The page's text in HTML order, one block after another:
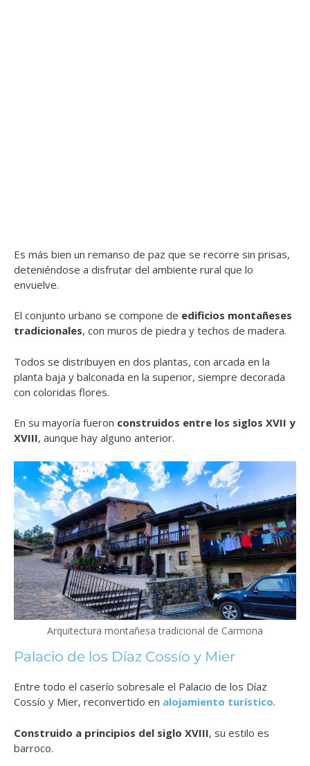
Es más bien un remanso de paz que se recorre sin prisas,
deteniéndose a disfrutar del ambiente rural que lo
envuelve.
El conjunto urbano se compone de edificios montañeses
tradicionales, con muros de piedra y techos de madera.
Todos se distribuyen en dos plantas, con arcada en la
planta baja y balconada en la superior, siempre decorada
con coloridas flores.
En su mayoría fueron construidos entre los siglos XVII y
XVIII, aunque hay alguno anterior.
Arquitectura montañesa tradicional de Carmona
Palacio de los Díaz Cossío y Mier
Entre todo el caserío sobresale el Palacio de los Díaz
Cossío y Mier, reconvertido en alojamiento turístico.
Construido a principios del siglo XVIII, su estilo es
barroco.